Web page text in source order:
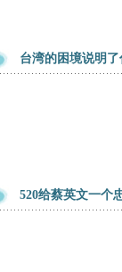
台湾的困境说明
520给蔡英文一个